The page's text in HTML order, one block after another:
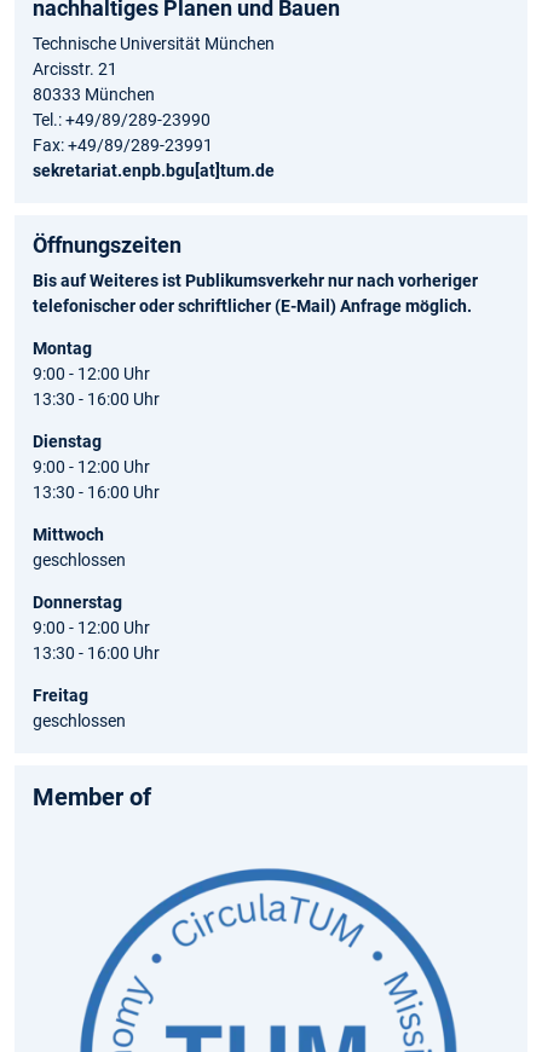
nachhaltiges Planen und Bauen
Technische Universität München
Arcisstr. 21
80333 München
Tel.: +49/89/289-23990
Fax: +49/89/289-23991
sekretariat.enpb.bgu[at]tum.de
Öffnungszeiten
Bis auf Weiteres ist Publikumsverkehr nur nach vorheriger
telefonischer oder schriftlicher (E-Mail) Anfrage möglich.
Montag
9:00 - 12:00 Uhr
13:30 - 16:00 Uhr
Dienstag
9:00 - 12:00 Uhr
13:30 - 16:00 Uhr
Mittwoch
geschlossen
Donnerstag
9:00 - 12:00 Uhr
13:30 - 16:00 Uhr
Freitag
geschlossen
Member of